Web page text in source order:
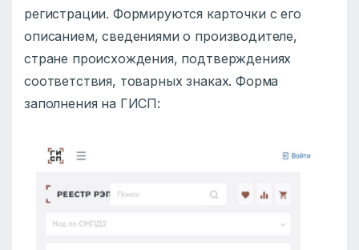
регистрации. Формируются карточки с его
описанием, сведениями о производителе,
стране происхождения, подтверждениях
соответствия, товарных знаках. Форма
заполнения на ГИСП: